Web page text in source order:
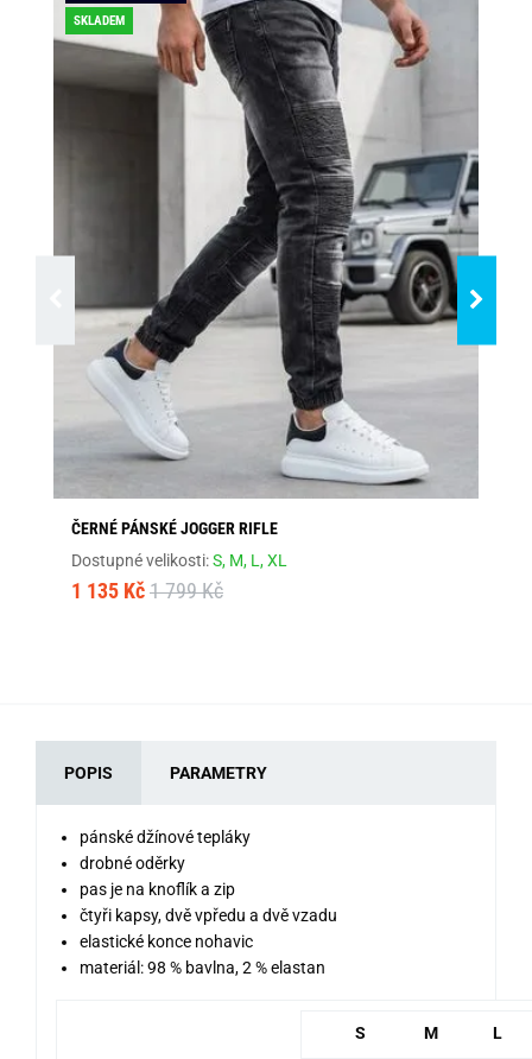
SKLADEM
ČERNÉ PÁNSKÉ JOGGER RIFLE
Dostupné velikosti:S, M, L,XL
1 135 Kč 1 799 Kč
POPIS PARAMETRY
pánské džínové tepláky
drobné oděrky
pas je na knoflík a zip
čtyři kapsy, dvě vpředu a dvě vzadu
elastické konce nohavic
materiál: 98 % bavlna, 2 % elastan
S M L